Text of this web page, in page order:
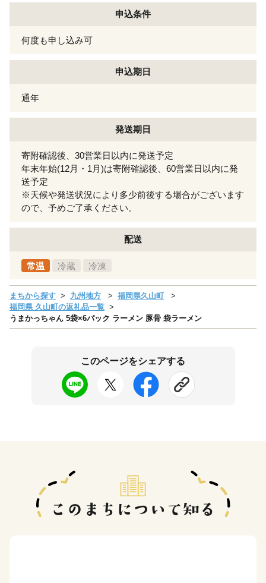
申込条件
何度も申し込み可
申込期日
通年
発送期日
寄附確認後、30営業日以内に発送予定
年末年始(12月・1月)は寄附確認後、60営業日以内に発
送予定
※天候や発送状況により多少前後する場合がございます
ので、予めご了承ください。
配送
常温 冷蔵 冷凍
まちから探す 九州地方
福岡県久山町
福岡県 久山町の返礼品一覧
うまかっちゃん 5袋×6パック ラーメン 豚骨 袋ラーメン
このページをシェアする